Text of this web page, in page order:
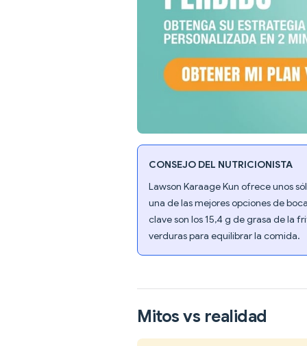
CONSEJO DEL NUTRICIONISTA
Lawson Karaage Kun ofrece unos
una de las mejores opciones de
clave son los 15,4 g de grasa de la
verduras para equilibrar la comida.
Mitos vs realidad